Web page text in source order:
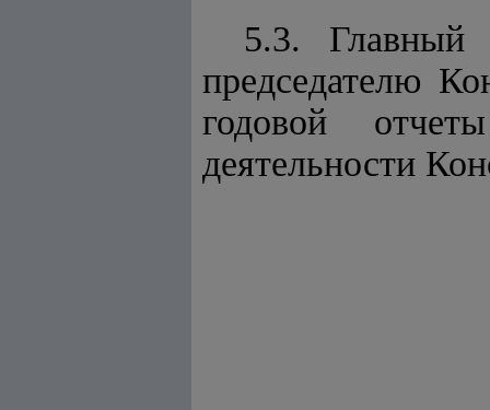
5.3. Главный
председателю
годовой
деятельности